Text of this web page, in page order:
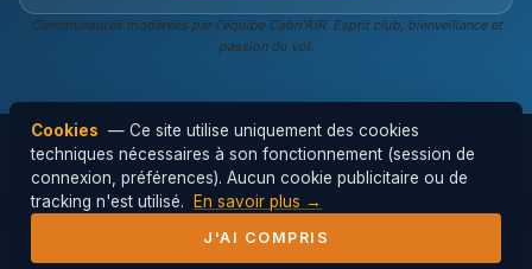
Communautés modérées par l'équipe Cabri'AIR. Esprit club, bienveillance et
passion du vol.
© 2026 Cabri'AIR — Club de parapente de
l'Hérault ·Mentions légales
Cookies — Ce site utilise uniquement des cookies
techniques nécessaires à son fonctionnement (session de
connexion, préférences). Aucun cookie publicitaire ou de
tracking n'est utilisé.
En savoir plus →
J'AI COMPRIS